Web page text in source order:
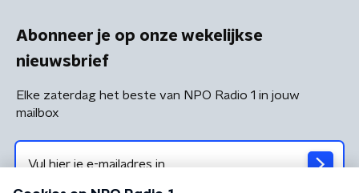
Abonneer je op onze wekelijkse
nieuwsbrief
Elke zaterdag het beste van NPO Radio 1 in jouw
mailbox